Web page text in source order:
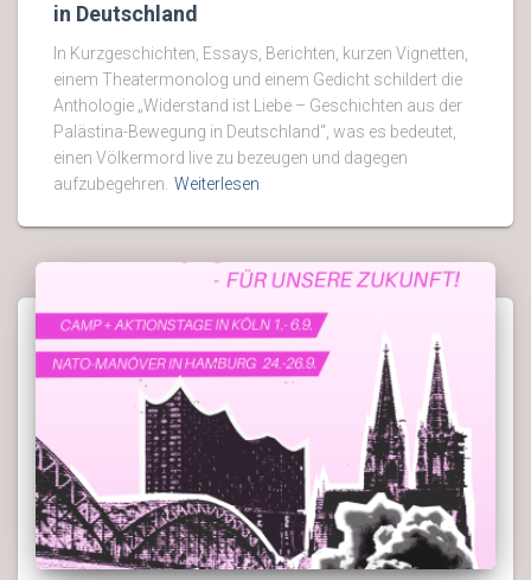
in Deutschland
In Kurzgeschichten, Essays, Berichten, kurzen Vignetten,
einem Theatermonolog und einem Gedicht schildert die
Anthologie „Widerstand ist Liebe – Geschichten aus der
Palästina-Bewegung in Deutschland“, was es bedeutet,
einen Völkermord live zu bezeugen und dagegen
aufzubegehren. Weiterlesen